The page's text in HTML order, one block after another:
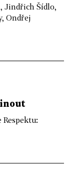
Jindřich Šídlo,
Ondřej